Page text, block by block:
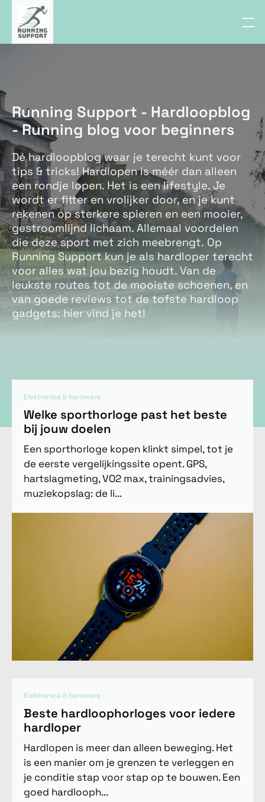
Running Support - Hardloopblog
- Running blog voor beginners
Dé hardloopblog waar je terecht kunt voor
tips & tricks! Hardlopen is méér dan alleen
een rondje lopen. Het is een lifestyle. Je
wordt er fitter en vrolijker door, en je kunt
rekenen op sterkere spieren en een mooier,
gestroomlijnd lichaam. Allemaal voordelen
die deze sport met zich meebrengt. Op
Running Support kun je als hardloper terecht
voor alles wat jou bezig houdt. Van de
leukste routes tot de mooiste schoenen, en
van goede reviews tot de tofste hardloop
gadgets: hier vind je het!
Elektronica & hardware
Welke sporthorloge past het beste
bij jouw doelen
Een sporthorloge kopen klinkt simpel, tot je
de eerste vergelijkingssite opent. GPS,
hartslagmeting, VO2 max, trainingsadvies,
muziekopslag: de li...
Elektronica & hardware
Beste hardloophorloges voor iedere
hardloper
Hardlopen is meer dan alleen beweging. Het
is een manier om je grenzen te verleggen en
je conditie stap voor stap op te bouwen. Een
goed hardlooph...